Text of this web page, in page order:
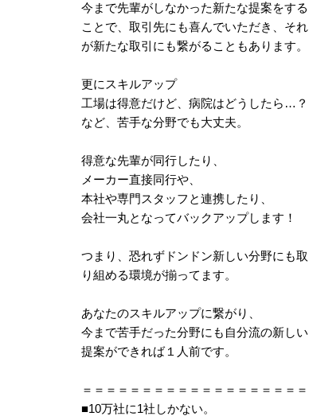
今まで先輩がしなかった新たな提案をする
ことで、取引先にも喜んでいただき、それ
が新たな取引にも繋がることもあります。
更にスキルアップ
工場は得意だけど、病院はどうしたら…？
など、苦手な分野でも大丈夫。
得意な先輩が同行したり、
メーカー直接同行や、
本社や専門スタッフと連携したり、
会社一丸となってバックアップします！
つまり、恐れずドンドン新しい分野にも取
り組める環境が揃ってます。
あなたのスキルアップに繋がり、
今まで苦手だった分野にも自分流の新しい
提案ができれば１人前です。
＝＝＝＝＝＝＝＝＝＝＝＝＝＝＝＝＝＝＝
■10万社に1社しかない。